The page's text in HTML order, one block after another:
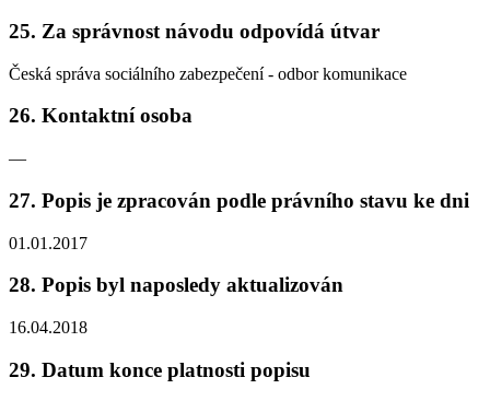
25. Za správnost návodu odpovídá útvar
Česká správa sociálního zabezpečení - odbor komunikace
26. Kontaktní osoba
—
27. Popis je zpracován podle právního stavu ke dni
01.01.2017
28. Popis byl naposledy aktualizován
16.04.2018
29. Datum konce platnosti popisu